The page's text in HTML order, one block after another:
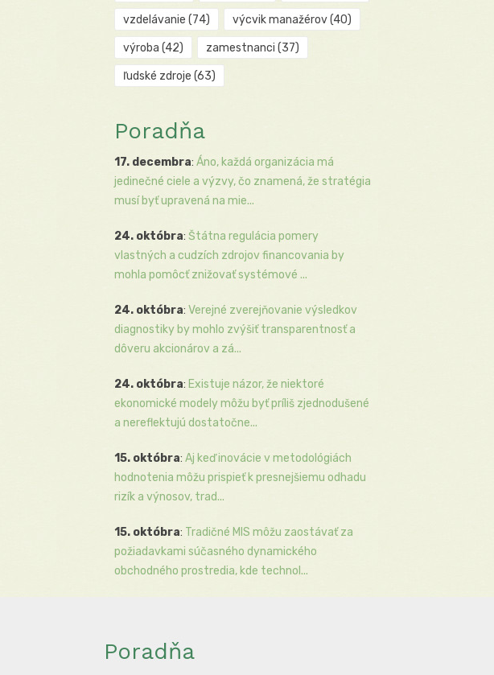
vzdelávanie (74) výcvik manažérov(40)
výroba (42) zamestnanci (37)
ľudské zdroje (63)
Poradňa
17. decembra: Áno, každá organizácia má
jedinečné ciele a výzvy, čo znamená, že stratégia
musí byť upravená na mie...
24. októbra: Štátna regulácia pomery
vlastných a cudzích zdrojov financovania by
mohla pomôcť znižovať systémové ...
24. októbra: Verejné zverejňovanie výsledkov
diagnostiky by mohlo zvýšiť transparentnosť a
dôveru akcionárov a zá...
24. októbra: Existuje názor, že niektoré
ekonomické modely môžu byť príliš zjednodušené
a nereflektujú dostatočne...
15. októbra: Aj keď inovácie v metodológiách
hodnotenia môžu prispieť k presnejšiemu odhadu
rizík a výnosov, trad...
15. októbra: Tradičné MIS môžu zaostávať za
požiadavkami súčasného dynamického
obchodného prostredia, kde technol...
Poradňa